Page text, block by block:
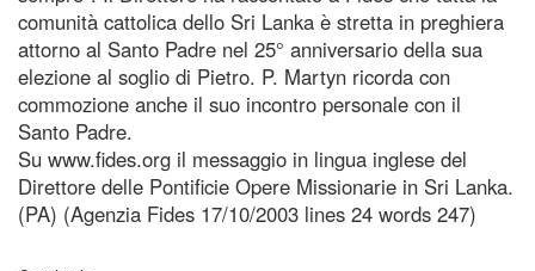
comunità cattolica dello Sri Lanka è stretta in preghiera
attorno al Santo Padre nel 25° anniversario della sua
elezione al soglio di Pietro. P. Martyn ricorda con
commozione anche il suo incontro personale con il
Santo Padre.
Su www.fides.org il messaggio in lingua inglese del
Direttore delle Pontificie Opere Missionarie in Sri Lanka.
(PA) (Agenzia Fides 17/10/2003 lines 24 words 247)